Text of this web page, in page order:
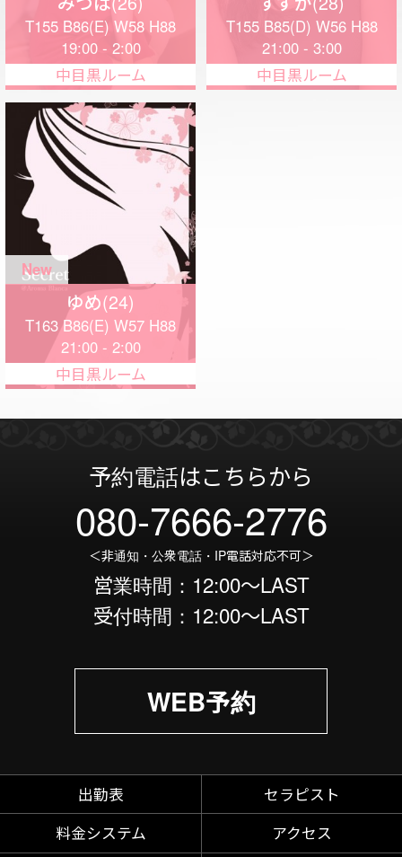
「AromaBlanca-アロマブランカ-」
恵比寿・中目黒
©メンズエステ「AromaBlanca-アロマブランカ-」